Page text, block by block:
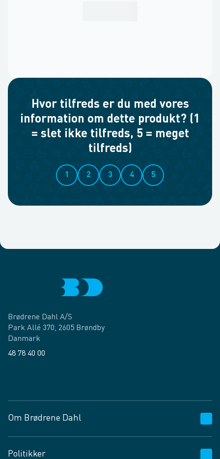
Hvor tilfreds er du med vores
information om dette produkt? (1
= slet ikke tilfreds, 5 = meget
tilfreds)
1 2 3 4 5
Brødrene Dahl A/S
Park Allé 370, 2605 Brøndby
Danmark
48 78 40 00
Om Brødrene Dahl
Politikker